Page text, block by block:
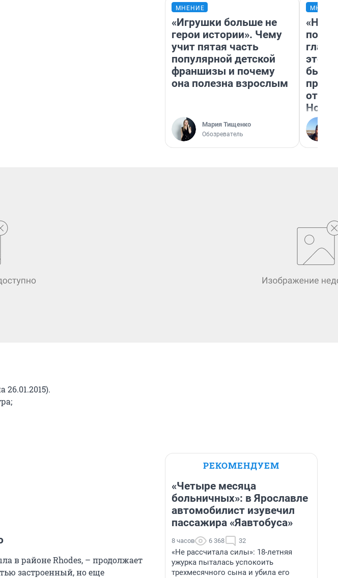
26.01.2015).
в районе Rhodes, – продолжает
застроенный, но еще
МНЕНИЕ
«Игрушки больше не
герои истории». Чему
учит пятая часть
популярной детской
франшизы и почему
она полезна взрослым
Мария Тищенко
Обозреватель
этого
бьет
РЕКОМЕНДУЕМ
«Четыре месяца
больничных»: в Ярославле
автомобилист изувечил
пассажира «Яавтобуса»
8 часов 6 368 32
«Не рассчитала силы»: 18-летняя
ужурка пыталась успокоить
трехмесячного сына и убила его